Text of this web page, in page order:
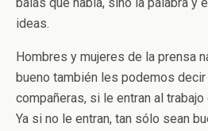
ideas.
Hombres y mujeres de la prensa
bueno también les podemos
compañeras, si le entran al
Ya si no le entran, tan sólo sean